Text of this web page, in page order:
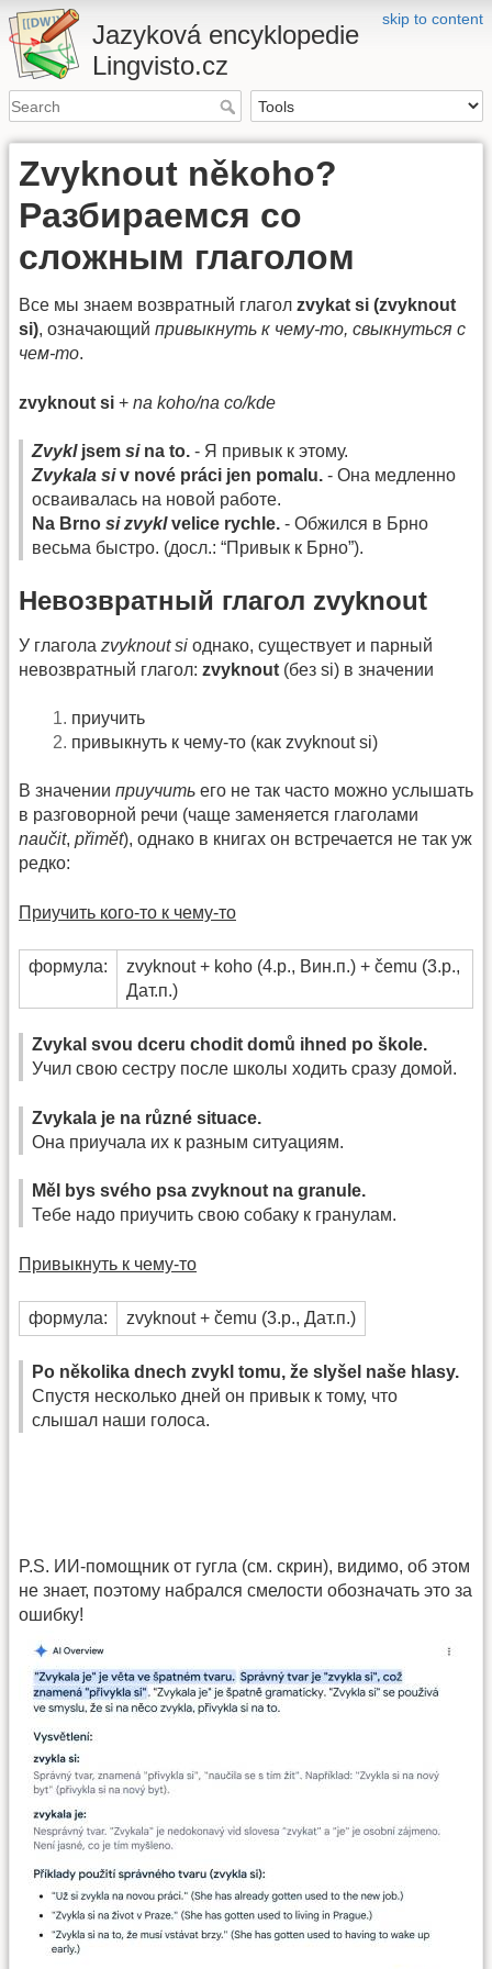
skip to content
Jazyková encyklopedie
Lingvisto.cz
Zvyknout někoho?
Разбираемся со
сложным глаголом
Все мы знаем возвратный глагол zvykat si (zvyknout
si), означающий привыкнуть к чему-то, свыкнуться с
чем-то.
zvyknout si + na koho/na co/kde
Zvykljsem sina to. - Я привык к этому.
Zvykala siv nové práci jen pomalu. - Она медленно
осваивалась на новой работе.
Na Brno si zvyklvelice rychle. - Обжился в Брно
весьма быстро. (досл.: “Привык к Брно”).
Невозвратный глагол zvyknout
У глагола zvyknout si однако, существует и парный
невозвратный глагол: zvyknout (без si) в значении
приучить
привыкнуть к чему-то (как zvyknout si)
В значении приучить его не так часто можно услышать
в разговорной речи (чаще заменяется глаголами
naučit, přimět), однако в книгах он встречается не так уж
редко:
Приучить кого-то к чему-то
формула:
zvyknout + koho (4.p., Вин.п.) + čemu (3.p.,
Дат.п.)
Zvykal svou dceru chodit domů ihned po škole.
Учил свою сестру после школы ходить сразу домой.
Zvykala je na různé situace.
Она приучала их к разным ситуациям.
Měl bys svého psa zvyknout na granule.
Тебе надо приучить свою собаку к гранулам.
Привыкнуть к чему-то
формула: zvyknout + čemu (3.p., Дат.п.)
Po několika dnech zvykl tomu, že slyšel naše hlasy.
Спустя несколько дней он привык к тому, что
слышал наши голоса.
P.S. ИИ-помощник от гугла (см. скрин), видимо, об этом
не знает, поэтому набрался смелости обозначать это за
ошибку!